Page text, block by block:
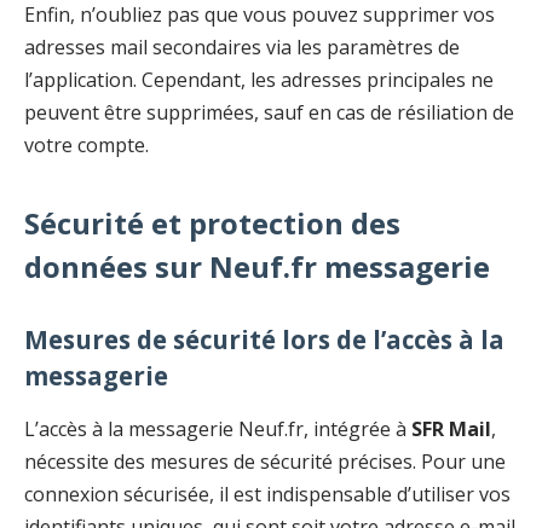
Enfin, n’oubliez pas que vous pouvez supprimer vos
adresses mail secondaires via les paramètres de
l’application. Cependant, les adresses principales ne
peuvent être supprimées, sauf en cas de résiliation de
votre compte.
Sécurité et protection des
données sur Neuf.fr messagerie
Mesures de sécurité lors de l’accès à la
messagerie
L’accès à la messagerie Neuf.fr, intégrée à SFR Mail,
nécessite des mesures de sécurité précises. Pour une
connexion sécurisée, il est indispensable d’utiliser vos